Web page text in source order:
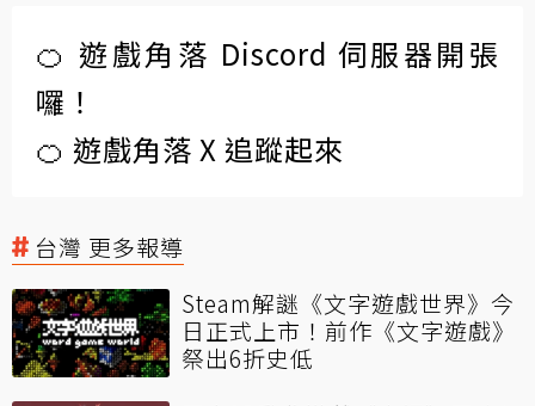
🍊 遊戲角落 Discord 伺服器開張
囉！
🍊 遊戲角落 X 追蹤起來
台灣 更多報導
Steam解謎《文字遊戲世界》今
日正式上市！前作《文字遊戲》
祭出6折史低